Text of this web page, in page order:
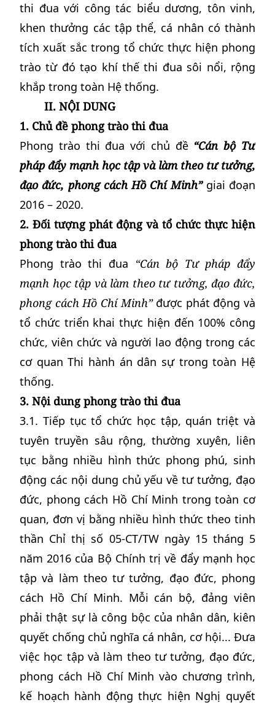
thi đua với công tác biểu dương, tôn vinh,
khen thưởng các tập thể, cá nhân có thành
tích xuất sắc trong tổ chức thực hiện phong
trào từ đó tạo khí thế thi đua sôi nổi, rộng
khắp trong toàn Hệ thống.
II. NỘI DUNG
1. Chủ đề phong trào thi đua
Phong trào thi đua với chủ đề “Cán bộ Tư
pháp đẩy mạnh học tập và làm theo tư tưởng,
đạo đức, phong cách Hồ Chí Minh”giai đoạn
2016 – 2020.
2. Đối tượng phát động và tổ chức thực hiện
phong trào thi đua
Phong trào thi đua “Cán bộ Tư pháp đẩy
mạnh học tập và làm theo tư tưởng, đạo đức,
phong cách Hồ Chí Minh”được phát động và
tổ chức triển khai thực hiện đến 100% công
chức, viên chức và người lao động trong các
cơ quan Thi hành án dân sự trong toàn Hệ
thống.
3. Nội dung phong trào thi đua
3.1. Tiếp tục tổ chức học tập, quán triệt và
tuyên truyền sâu rộng, thường xuyên, liên
tục bằng nhiều hình thức phong phú, sinh
động các nội dung chủ yếu về tư tưởng, đạo
đức, phong cách Hồ Chí Minh trong toàn cơ
quan, đơn vị bằng nhiều hình thức theo tinh
thần Chỉ thị số 05-CT/TW ngày 15 tháng 5
năm 2016 của Bộ Chính trị về đẩy mạnh học
tập và làm theo tư tưởng, đạo đức, phong
cách Hồ Chí Minh. Mỗi cán bộ, đảng viên
phải thật sự là công bộc của nhân dân, kiên
quyết chống chủ nghĩa cá nhân, cơ hội... Đưa
việc học tập và làm theo tư tưởng, đạo đức,
phong cách Hồ Chí Minh vào chương trình,
kế hoạch hành động thực hiện Nghị quyết